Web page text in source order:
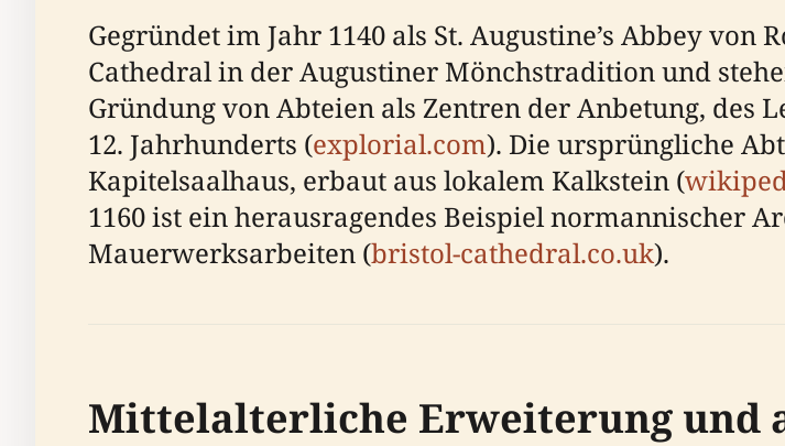
Gegründet im Jahr 1140 als St. Augustine’s Abbey
Cathedral in der Augustiner Mönchstradition und
Gründung von Abteien als Zentren der Anbetung, des
12. Jahrhunderts (explorial.com). Die ursprüngliche
Kapitelsaalhaus, erbaut aus lokalem Kalkstein (
1160 ist ein herausragendes Beispiel normannischer
Mauerwerksarbeiten (bristol-cathedral.co.uk).
Mittelalterliche Erweiterung und